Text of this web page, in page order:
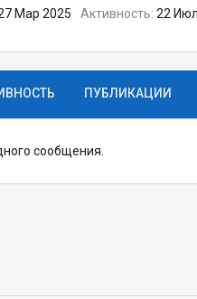
Мар 2025 Активность 22
ПУБЛИКАЦИИ
сообщения.